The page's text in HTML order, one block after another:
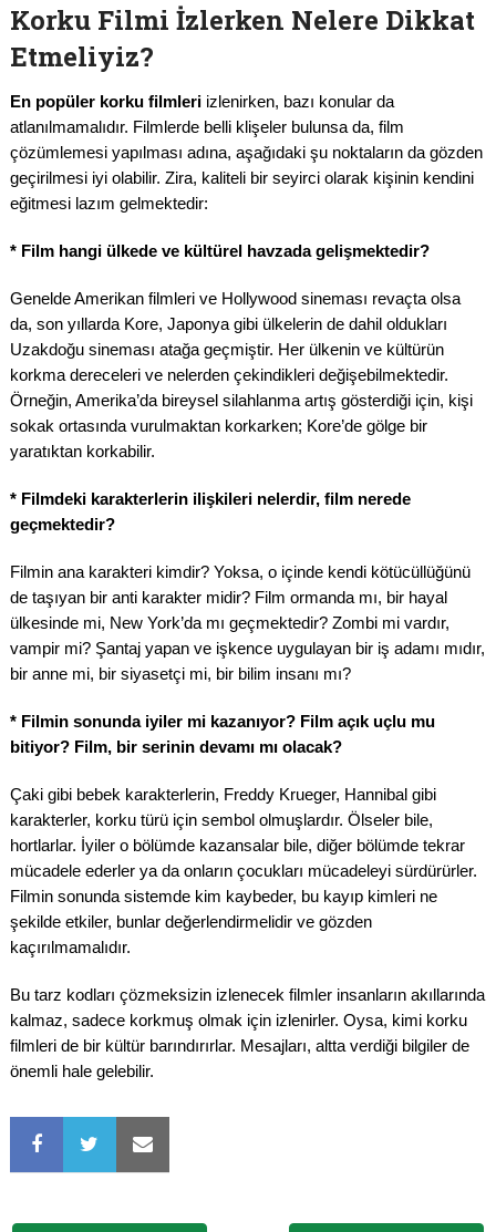
Korku Filmi İzlerken Nelere Dikkat
Etmeliyiz?
En popüler korku filmleri izlenirken, bazı konular da
atlanılmamalıdır. Filmlerde belli klişeler bulunsa da, film
çözümlemesi yapılması adına, aşağıdaki şu noktaların da gözden
geçirilmesi iyi olabilir. Zira, kaliteli bir seyirci olarak kişinin kendini
eğitmesi lazım gelmektedir:
* Film hangi ülkede ve kültürel havzada gelişmektedir?
Genelde Amerikan filmleri ve Hollywood sineması revaçta olsa
da, son yıllarda Kore, Japonya gibi ülkelerin de dahil oldukları
Uzakdoğu sineması atağa geçmiştir. Her ülkenin ve kültürün
korkma dereceleri ve nelerden çekindikleri değişebilmektedir.
Örneğin, Amerika’da bireysel silahlanma artış gösterdiği için, kişi
sokak ortasında vurulmaktan korkarken; Kore’de gölge bir
yaratıktan korkabilir.
* Filmdeki karakterlerin ilişkileri nelerdir, film nerede
geçmektedir?
Filmin ana karakteri kimdir? Yoksa, o içinde kendi kötücüllüğünü
de taşıyan bir anti karakter midir? Film ormanda mı, bir hayal
ülkesinde mi, New York’da mı geçmektedir? Zombi mi vardır,
vampir mi? Şantaj yapan ve işkence uygulayan bir iş adamı mıdır,
bir anne mi, bir siyasetçi mi, bir bilim insanı mı?
* Filmin sonunda iyiler mi kazanıyor? Film açık uçlu mu
bitiyor? Film, bir serinin devamı mı olacak?
Çaki gibi bebek karakterlerin, Freddy Krueger, Hannibal gibi
karakterler, korku türü için sembol olmuşlardır. Ölseler bile,
hortlarlar. İyiler o bölümde kazansalar bile, diğer bölümde tekrar
mücadele ederler ya da onların çocukları mücadeleyi sürdürürler.
Filmin sonunda sistemde kim kaybeder, bu kayıp kimleri ne
şekilde etkiler, bunlar değerlendirmelidir ve gözden
kaçırılmamalıdır.
Bu tarz kodları çözmeksizin izlenecek filmler insanların akıllarında
kalmaz, sadece korkmuş olmak için izlenirler. Oysa, kimi korku
filmleri de bir kültür barındırırlar. Mesajları, altta verdiği bilgiler de
önemli hale gelebilir.